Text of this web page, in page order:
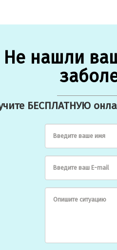
Не нашли
БЕСПЛАТНУЮ
Введите ваше имя
Введите ваш E-mail
Опишите ситуацию